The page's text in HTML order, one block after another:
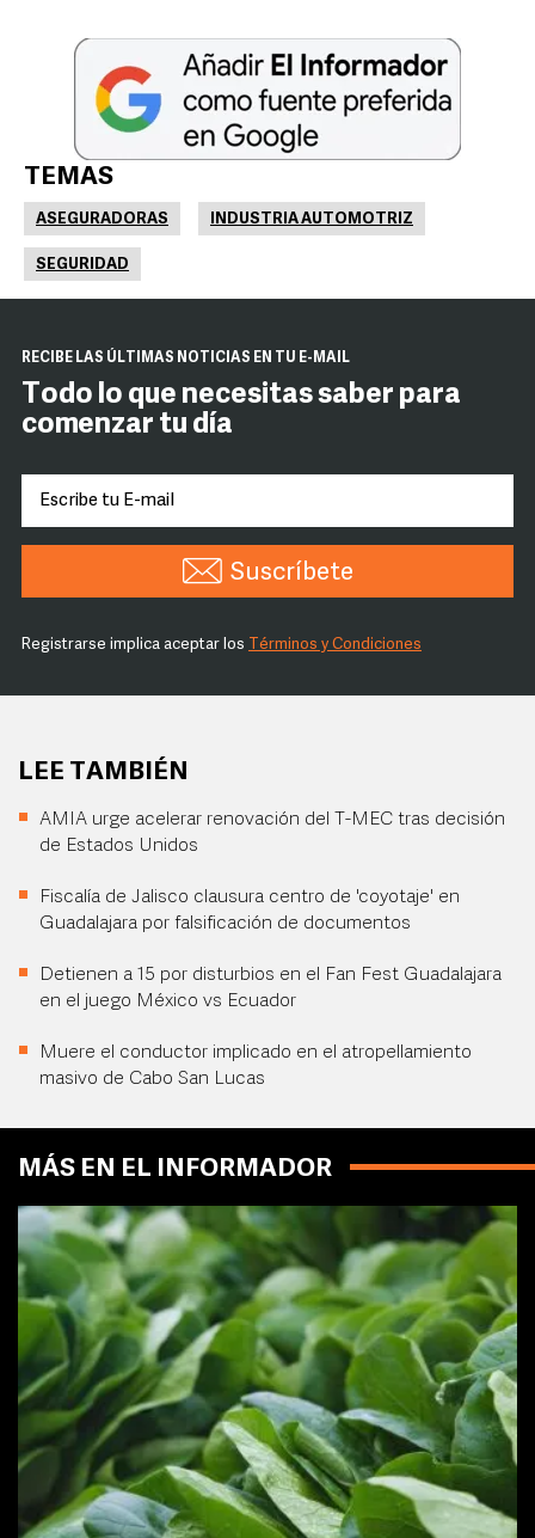
TEMAS
ASEGURADORAS INDUSTRIA AUTOMOTRIZ
SEGURIDAD
RECIBE LAS ÚLTIMAS NOTICIAS EN TU E-MAIL
Todo lo que necesitas saber para
comenzar tu día
Suscríbete
Registrarse implica aceptar los Términos y Condiciones
LEE TAMBIÉN
AMIA urge acelerar renovación del T-MEC tras decisión
de Estados Unidos
Fiscalía de Jalisco clausura centro de 'coyotaje' en
Guadalajara por falsificación de documentos
Detienen a 15 por disturbios en el Fan Fest Guadalajara
en el juego México vs Ecuador
Muere el conductor implicado en el atropellamiento
masivo de Cabo San Lucas
MÁS EN EL INFORMADOR